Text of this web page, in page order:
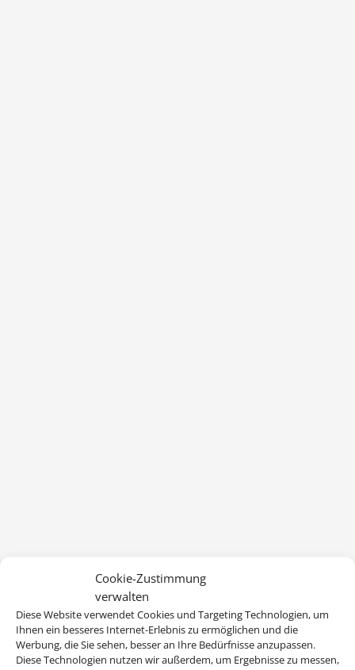
Cookie-Zustimmung
verwalten
Diese Website verwendet Cookies und Targeting Technologien, um
Ihnen ein besseres Internet-Erlebnis zu ermöglichen und die
Werbung, die Sie sehen, besser an Ihre Bedürfnisse anzupassen.
Diese Technologien nutzen wir außerdem, um Ergebnisse zu messen,